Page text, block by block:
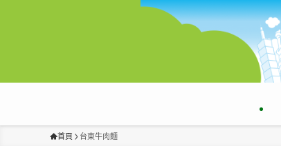
首頁 台東牛肉麵